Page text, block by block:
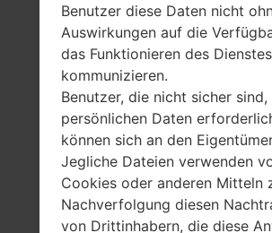
Benutzer diese Daten nicht
Auswirkungen auf die
das Funktionieren des Dienstes
kommunizieren.
Benutzer, die nicht sicher
persönlichen Daten
können sich an den
Jegliche Dateien verwenden
Cookies oder anderen Mitteln
Nachverfolgung diesen
von Drittinhabern, die diese